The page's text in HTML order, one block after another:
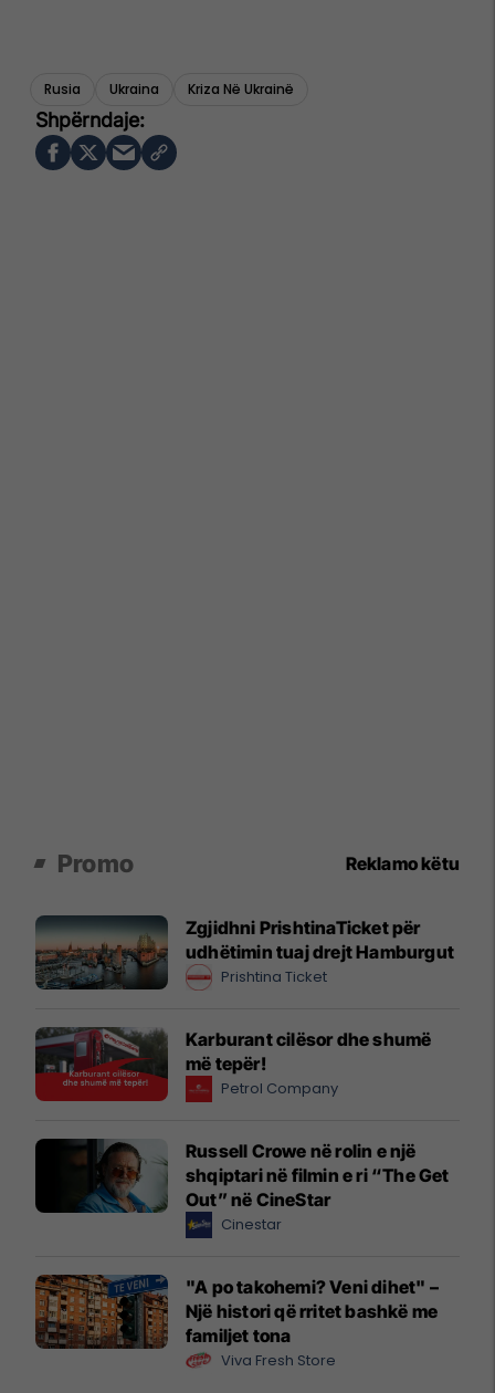
Rusia Ukraina Kriza Në Ukrainë
Promo Reklamo këtu
Zgjidhni PrishtinaTicket për
udhëtimin tuaj drejt Hamburgut
Prishtina Ticket
Karburant cilësor dhe shumë
më tepër!
Petrol Company
Russell Crowe në rolin e një
shqiptari në filmin e ri “The Get
Out” në CineStar
Cinestar
"A po takohemi? Veni dihet" –
Një histori që rritet bashkë me
familjet tona
Viva Fresh Store